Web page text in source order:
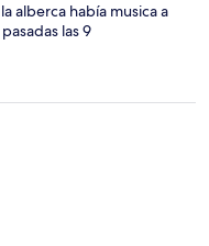
alberca había musica a
las 9